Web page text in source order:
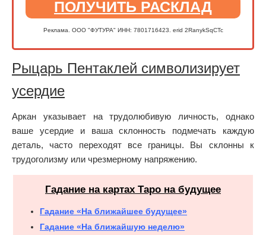
ПОЛУЧИТЬ РАСКЛАД
Реклама. ООО "ФУТУРА" ИНН: 7801716423. erid 2RanykSqCTc
Рыцарь Пентаклей символизирует
усердие
Аркан указывает на трудолюбивую личность, однако
ваше усердие и ваша склонность подмечать каждую
деталь, часто переходят все границы. Вы склонны к
трудоголизму или чрезмерному напряжению.
Гадание на картах Таро на будущее
Гадание «На ближайшее будущее»
Гадание «На ближайшую неделю»